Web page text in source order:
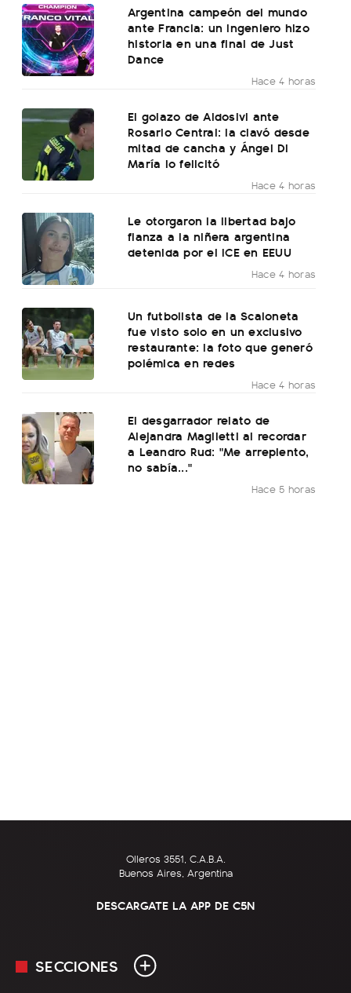
Argentina campeón del mundo
ante Francia: un ingeniero hizo
historia en una final de Just
Dance
Hace 4 horas
El golazo de Aldosivi ante
Rosario Central: la clavó desde
mitad de cancha y Ángel Di
María lo felicitó
Hace 4 horas
Le otorgaron la libertad bajo
fianza a la niñera argentina
detenida por el ICE en EEUU
Hace 4 horas
Un futbolista de la Scaloneta
fue visto solo en un exclusivo
restaurante: la foto que generó
polémica en redes
Hace 4 horas
El desgarrador relato de
Alejandra Maglietti al recordar
a Leandro Rud: "Me arrepiento,
no sabía..."
Hace 5 horas
Olleros 3551, C.A.B.A.
Buenos Aires, Argentina
DESCARGATE LA APP DE C5N
SECCIONES